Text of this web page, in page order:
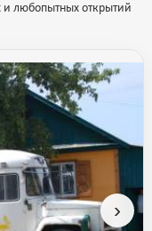
и любопытных открытий
›